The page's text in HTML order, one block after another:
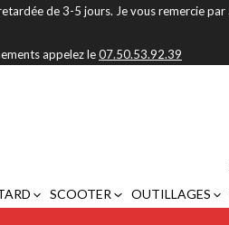
de 3-5 jours. Je vous remercie
appelez le07.50.53.92.39
SCOOTER OUTILLAGES